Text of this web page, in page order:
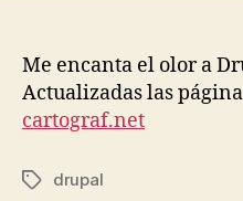
Me encanta el olor a
Actualizadas las
cartograf.net
Etiquetas
drupal